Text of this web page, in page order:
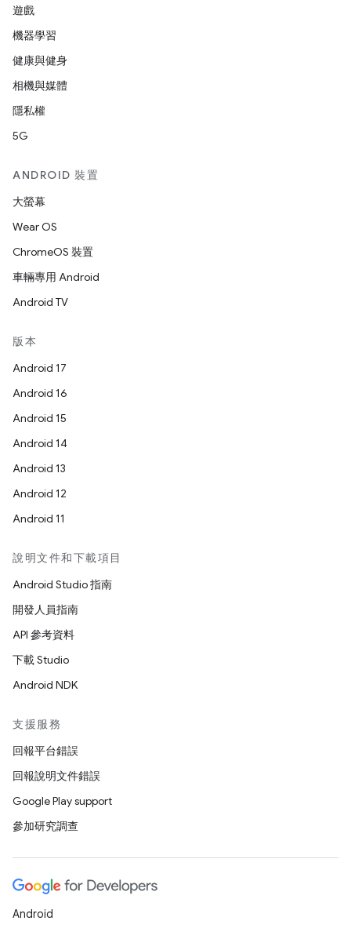
遊戲
機器學習
健康與健身
相機與媒體
隱私權
5G
ANDROID 裝置
大螢幕
Wear OS
ChromeOS 裝置
車輛專用 Android
Android TV
版本
Android 17
Android 16
Android 15
Android 14
Android 13
Android 12
Android 11
說明文件和下載項目
Android Studio 指南
開發人員指南
API 參考資料
下載 Studio
Android NDK
支援服務
回報平台錯誤
回報說明文件錯誤
Google Play support
參加研究調查
Android